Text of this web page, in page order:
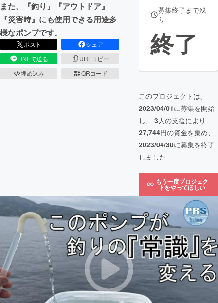
また、『釣り』『アウトドア』
『災害時』にも使用できる用途多
様なポンプです。
ポスト
シェア
LINEで送る
URLコピー
埋め込み
QRコード
募集終了まで残
り
終了
このプロジェクトは、
2023/04/01に募集を開始
し、 3人の支援により
27,744円の資金を集め、
2023/04/30に募集を終了
しました
もう一度プロジェク
トをやってほしい